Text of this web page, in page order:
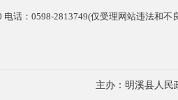
电话：0598-2813749(仅受理网站违法和不
主办：明溪县人民